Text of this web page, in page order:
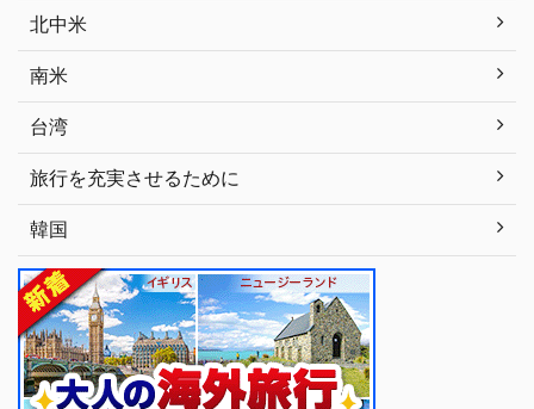
北中米
南米
台湾
旅行を充実させるために
韓国